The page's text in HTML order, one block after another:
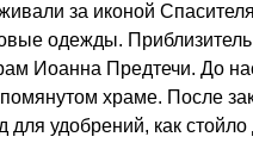
за иконой
одежды.
Иоанна Предтечи. До
храме. После
для удобрений, как